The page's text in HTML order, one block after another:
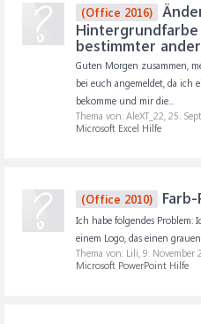
(Office 2016)
bestimmter
Guten Morgen zusammen,
bei euch angemeldet, da ich
bekomme und mir die...
Thema von: AleXT_22, 25.
Microsoft Excel Hilfe
(Office 2010)
Ich habe folgendes Problem:
einem Logo, das einen
Thema von: Lili, 9. November
Microsoft PowerPoint Hilfe